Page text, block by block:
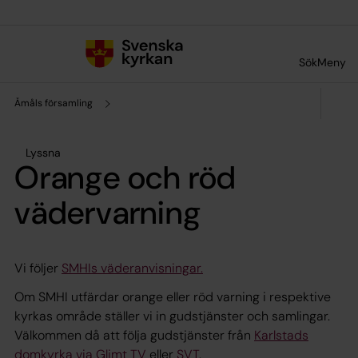
SökMeny
Åmåls församling
Lyssna
Orange och röd
vädervarning
Vi följer SMHIs väderanvisningar.
Om SMHI utfärdar orange eller röd varning i respektive
kyrkas område ställer vi in gudstjänster och samlingar.
Välkommen då att följa gudstjänster från Karlstads
domkyrka via Glimt TV eller SVT.